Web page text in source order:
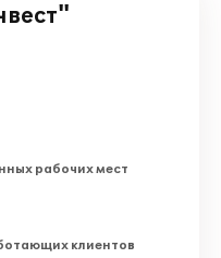
рабочих мест
клиентов